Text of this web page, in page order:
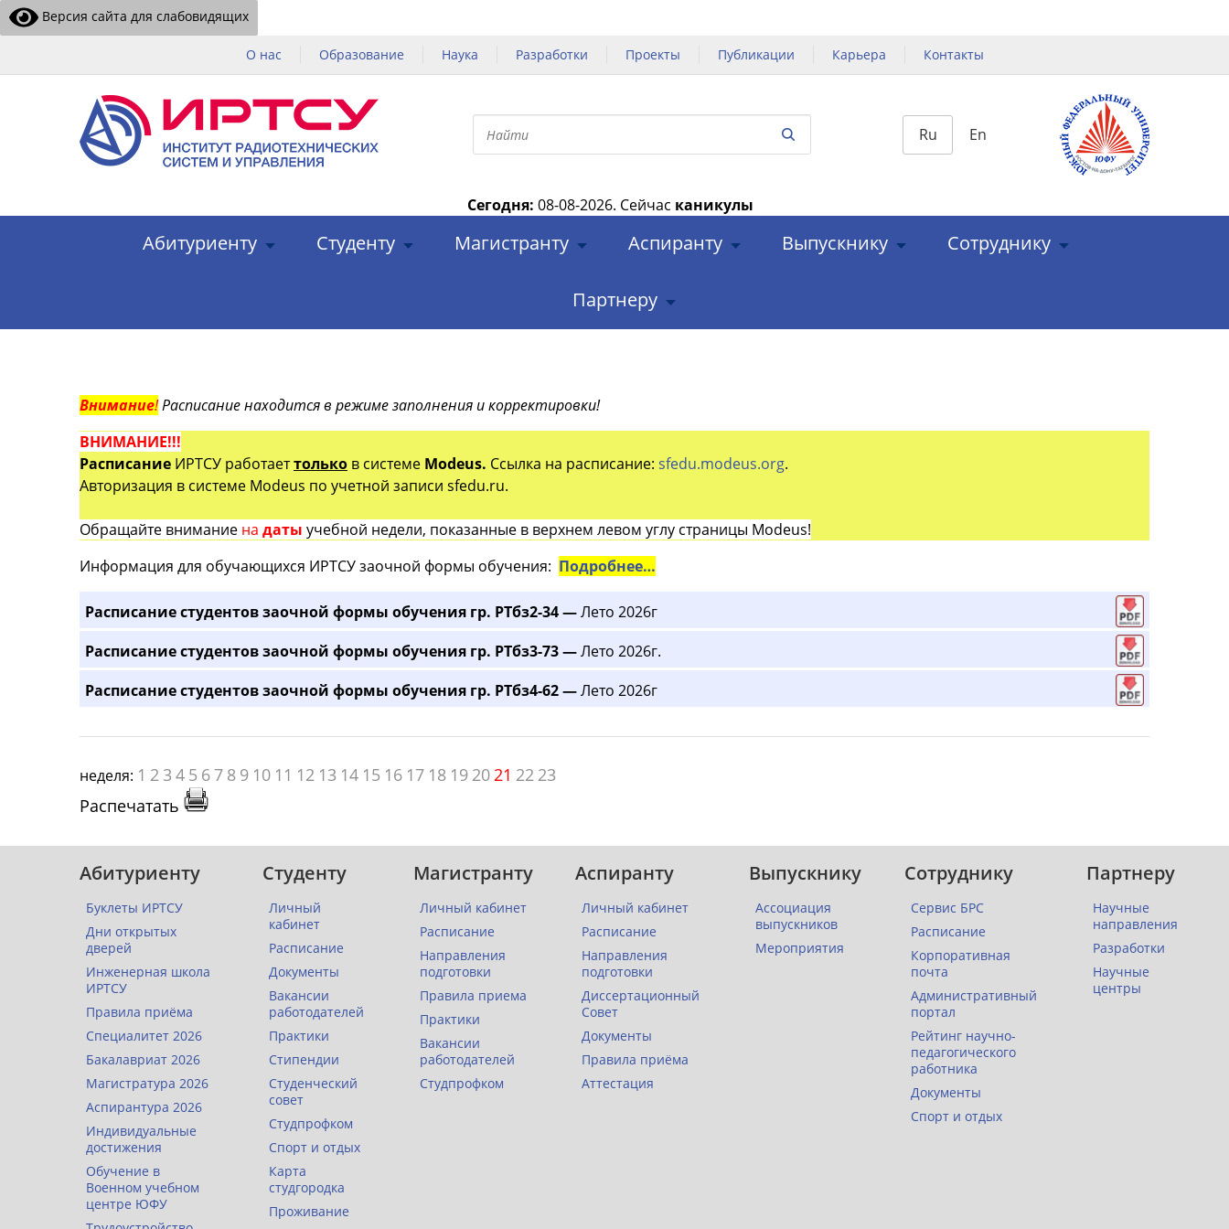
Версия сайта для слабовидящих
О нас Образование Наука Разработки Проекты Публикации Карьера Контакты
Ru En
Сегодня: 08-08-2026. Сейчас каникулы
Абитуриенту Студенту Магистранту Аспиранту Выпускнику Сотруднику
Партнеру
Внимание!Расписание находится в режиме заполнения и корректировки!
ВНИМАНИЕ!!!
Расписание ИРТСУ работаеттолько в системе Modeus. Ссылка на расписание: sfedu.modeus.org.
Авторизация в системе Modeus по учетной записи sfedu.ru.
Обращайте внимание на даты учебной недели, показанные в верхнем левом углу страницы Modeus!
Информация для обучающихся ИРТСУ заочной формы обучения: Подробнее…
Расписание студентов заочной формы обучения гр. РТбз2-34 —Лето 2026г
Расписание студентов заочной формы обучения гр. РТбз3-73 —Лето 2026г.
Расписание студентов заочной формы обучения гр. РТбз4-62 —Лето 2026г
неделя: 1 2 3 4 5 6 7 8 9 10 11 12 13 14 15 16 17 18 19 2021 22 23
Распечатать
Абитуриенту
Буклеты ИРТСУ
Дни открытых
дверей
Инженерная школа
ИРТСУ
Правила приёма
Специалитет 2026
Бакалавриат 2026
Магистратура 2026
Аспирантура 2026
Индивидуальные
достижения
Обучение в
Военном учебном
центре ЮФУ
Студенту
Личный
кабинет
Расписание
Документы
Вакансии
работодателей
Практики
Стипендии
Студенческий
совет
Студпрофком
Спорт и отдых
Карта
студгородка
Проживание
Магистранту
Личный кабинет
Расписание
Направления
подготовки
Правила приема
Практики
Вакансии
работодателей
Студпрофком
Аспиранту
Личный кабинет
Расписание
Направления
подготовки
Диссертационный
Совет
Документы
Правила приёма
Аттестация
Выпускнику
Ассоциация
выпускников
Мероприятия
Сотруднику
Сервис БРС
Расписание
Корпоративная
почта
Административный
портал
Рейтинг научно-
педагогического
работника
Документы
Спорт и отдых
Партнеру
Научные
направления
Разработки
Научные
центры